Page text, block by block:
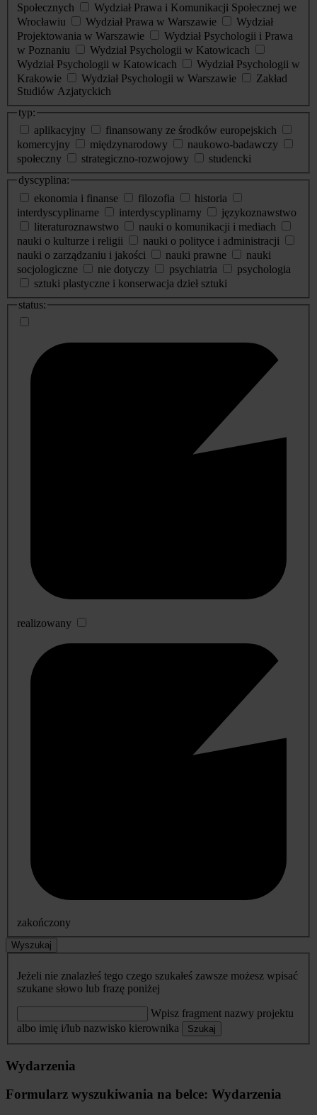
Społecznych
Wydział Prawa i Komunikacji Społecznej we
Wrocławiu
Wydział Prawa w Warszawie
Wydział
Projektowania w Warszawie
Wydział Psychologii i Prawa
w Poznaniu
Wydział Psychologii w Katowicach
Wydział Psychologii w Katowicach
Wydział Psychologii w
Krakowie
Wydział Psychologii w Warszawie
Zakład
Studiów Azjatyckich
typ:
aplikacyjny
finansowany ze środków europejskich
komercyjny
międzynarodowy
naukowo-badawczy
społeczny
strategiczno-rozwojowy
studencki
dyscyplina:
ekonomia i finanse
filozofia
historia
interdyscyplinarne
interdyscyplinarny
językoznawstwo
literaturoznawstwo
nauki o komunikacji i mediach
nauki o kulturze i religii
nauki o polityce i administracji
nauki o zarządzaniu i jakości
nauki prawne
nauki
socjologiczne
nie dotyczy psychiatria
psychologia
sztuki plastyczne i konserwacja dzieł sztuki
status:
realizowany
zakończony
Wyszukaj
Jeżeli nie znalazłeś tego czego szukałeś zawsze możesz wpisać
szukane słowo lub frazę poniżej
Wpisz fragment nazwy projektu
albo imię i/lub nazwisko kierownika
Szukaj
Wydarzenia
Formularz wyszukiwania na belce: Wydarzenia